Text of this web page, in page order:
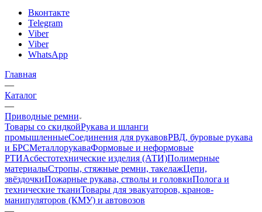
Вконтакте
Telegram
Viber
Viber
WhatsApp
Главная
—
Каталог
—
Приводные ремни
Товары со скидкойРукава и шланги
промышленныеСоединения для рукавовРВД, буровые рукава
и БРСМеталлорукаваФормовые и неформовые
РТИАсбестотехнические изделия (АТИ)Полимерные
материалыСтропы, стяжные ремни, такелажЦепи,
звёздочкиПожарные рукава, стволы и головкиПолога и
технические тканиТовары для эвакуаторов, кранов-
манипуляторов (КМУ) и автовозов